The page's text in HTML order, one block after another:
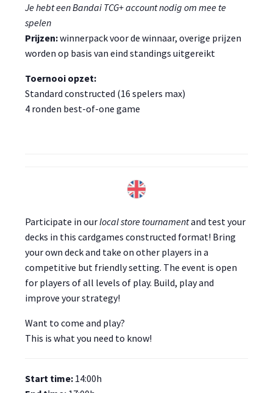
Je hebt een Bandai TCG+ account nodig om mee te
spelen
Prijzen:winnerpack voor de winnaar, overige prijzen
worden op basis van eind standings uitgereikt
Toernooi opzet:
Standard constructed (16 spelers max)
4 ronden best-of-one game
Participate in ourlocal store tournamentand test your
decks in this cardgames constructed format! Bring
your own deck and take on other players in a
competitive but friendly setting. The event is open
for players of all levels of play. Build, play and
improve your strategy!
Want to come and play?
This is what you need to know!
Start time: 14:00h